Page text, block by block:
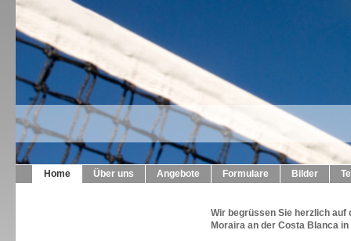
Home Über uns Angebote Formulare Bilder
Wir begrüssen Sie herzlich auf
Moraira an der Costa Blanca